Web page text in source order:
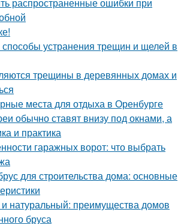
устранения трещин и щелей в
трещины в деревянных домах и
места для отдыха в Оренбурге
обычно ставят внизу под окнами, а
и практика
гаражных ворот: что выбрать
для строительства дома: основные
натуральный: преимущества домов
бруса